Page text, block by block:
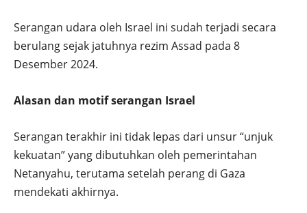
Serangan udara oleh Israel ini sudah terjadi secara
berulang sejak jatuhnya rezim Assad pada 8
Desember 2024.
Alasan dan motif serangan Israel
Serangan terakhir ini tidak lepas dari unsur “unjuk
kekuatan” yang dibutuhkan oleh pemerintahan
Netanyahu, terutama setelah perang di Gaza
mendekati akhirnya.